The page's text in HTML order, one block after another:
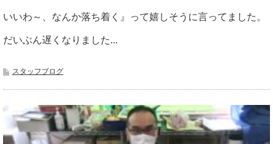
いいわ～、なんか落ち着く』って嬉しそうに言ってました。
だいぶん遅くなりました...
スタッフブログ